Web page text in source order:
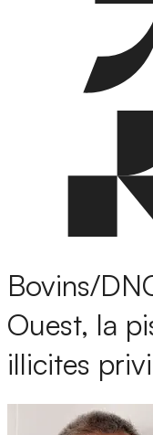
Bovins/
Ouest, la
illicites